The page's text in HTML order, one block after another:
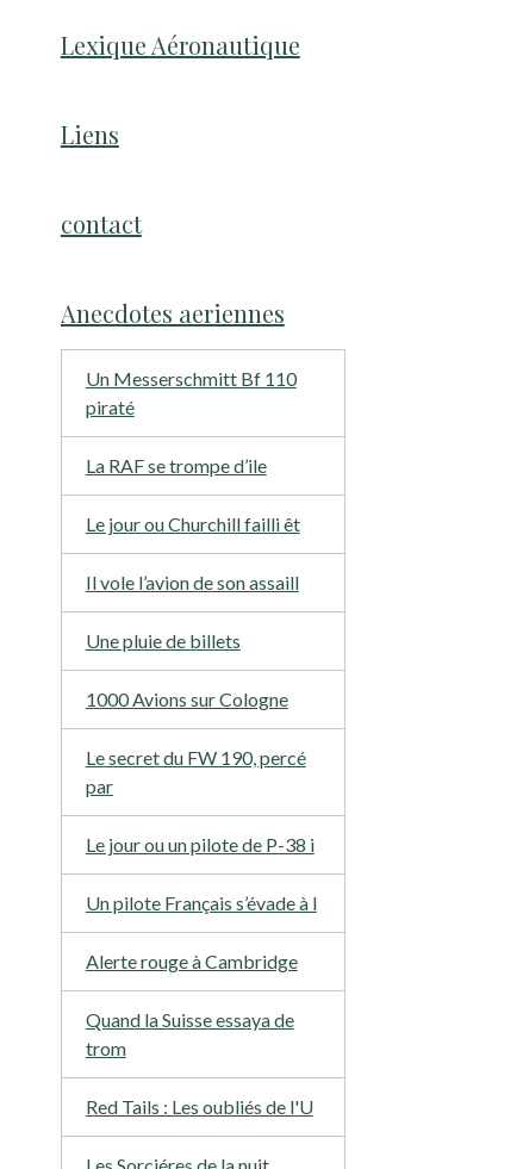
Lexique Aéronautique
Liens
contact
Anecdotes aeriennes
Un Messerschmitt Bf 110
piraté
La RAF se trompe d’ile
Le jour ou Churchill failli êt
Il vole l’avion de son assaill
Une pluie de billets
1000 Avions sur Cologne
Le secret du FW 190, percé
par
Le jour ou un pilote de P-38 i
Un pilote Français s’évade à l
Alerte rouge à Cambridge
Quand la Suisse essaya de
trom
Red Tails : Les oubliés de l'U